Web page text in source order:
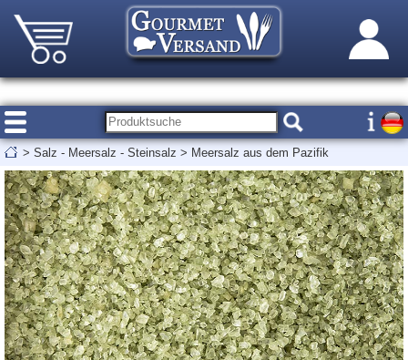
> Salz - Meersalz - Steinsalz > Meersalz aus dem Pazifik